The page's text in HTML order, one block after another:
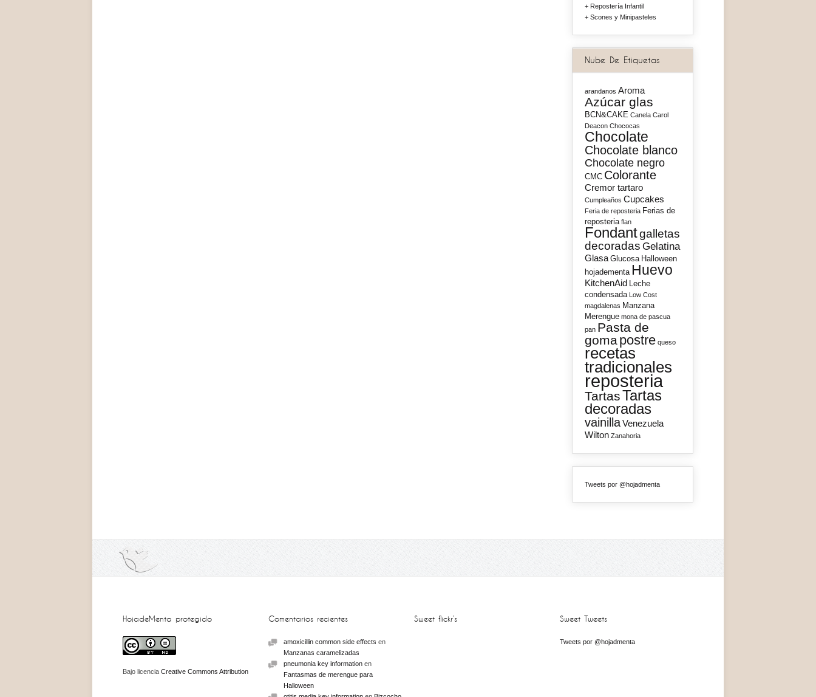
Repostería Infantil
Scones y Minipasteles
Nube De Etiquetas
arandanos Aroma
Azúcar glas
BCN&CAKE Canela Carol
Deacon Chococas
Chocolate
Chocolate blanco
Chocolate negro
CMC Colorante
Cremor tartaro
Cumpleaños Cupcakes
Feria de reposteria Ferias de
reposteria flan
Fondantgalletas
decoradas Gelatina
Glasa Glucosa Halloween
hojadementa Huevo
KitchenAid Leche
condensada
Low Cost
magdalenas Manzana
Merengue mona de pascua
pan Pasta de
gomapostre queso
recetas
tradicionales
reposteria
TartasTartas
decoradas
vainillaVenezuela
Wilton Zanahoria
Tweets por @hojadmenta
HojadeMenta protegido
Bajo licencia Creative Commons Attribution
Comentarios recientes
amoxicillin common side effects en
Manzanas caramelizadas
pneumonia key information en
Fantasmas de merengue para
Halloween
Sweet flickr’s Sweet Tweets
Tweets por @hojadmenta